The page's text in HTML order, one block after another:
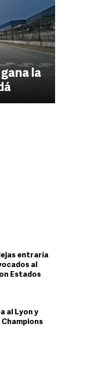
la
entraría
al
Estados
al Lyon y